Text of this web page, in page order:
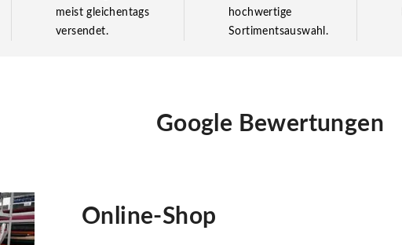
meist gleichentags
versendet.
hochwertige
Sortimentsauswahl.
Google Bewertungen
Online-Shop